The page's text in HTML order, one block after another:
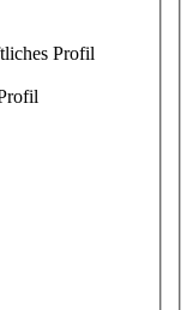
Profil